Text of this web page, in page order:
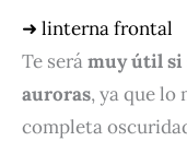
➜ linterna frontal
Te serámuy útil si
auroras, ya que lo
completa